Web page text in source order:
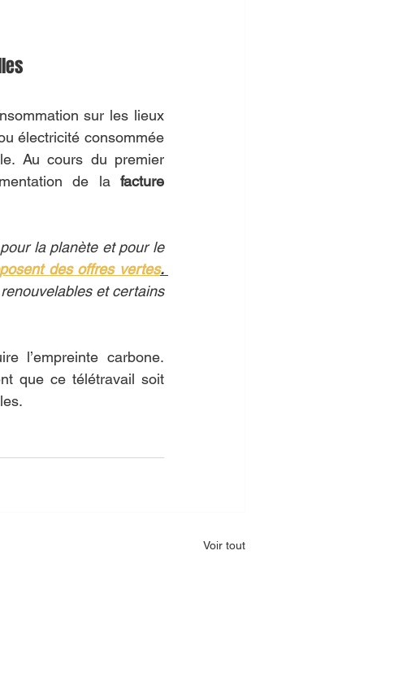
sur les lieux
électricité consommée
Au cours du premier
de la facture
la planète et pour le
des offres vertes
et certains
l’empreinte carbone.
que ce télétravail soit
Voir tout